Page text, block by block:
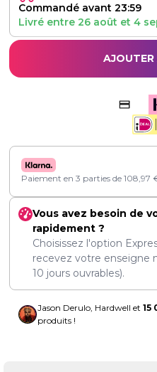
Commandé avant 23:59
Livré entre 26 août et 4
AJOUTER
Paiement en 3 parties de 108,97
Vous avez besoin de
rapidement ?
Choisissez l'option
recevez votre enseigne
10 jours ouvrables).
Jason Derulo, Hardwell et 15
produits !